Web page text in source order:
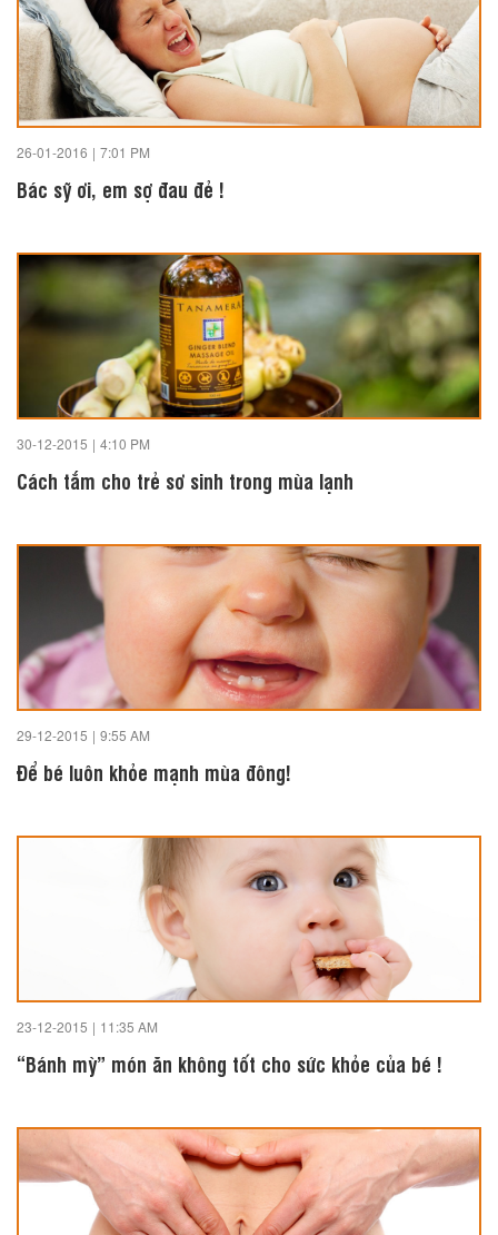
26-01-2016 | 7:01 PM
Bác sỹ ơi, em sợ đau đẻ !
30-12-2015 | 4:10 PM
Cách tắm cho trẻ sơ sinh trong mùa lạnh
29-12-2015 | 9:55 AM
Để bé luôn khỏe mạnh mùa đông!
23-12-2015 | 11:35 AM
“Bánh mỳ” món ăn không tốt cho sức khỏe của bé !